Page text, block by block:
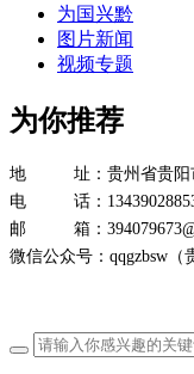
为国兴黔
图片新闻
视频专题
为你推荐
地 址：贵州省贵阳市
电 话：
邮 箱：
微信公众号：qqgzbsw（